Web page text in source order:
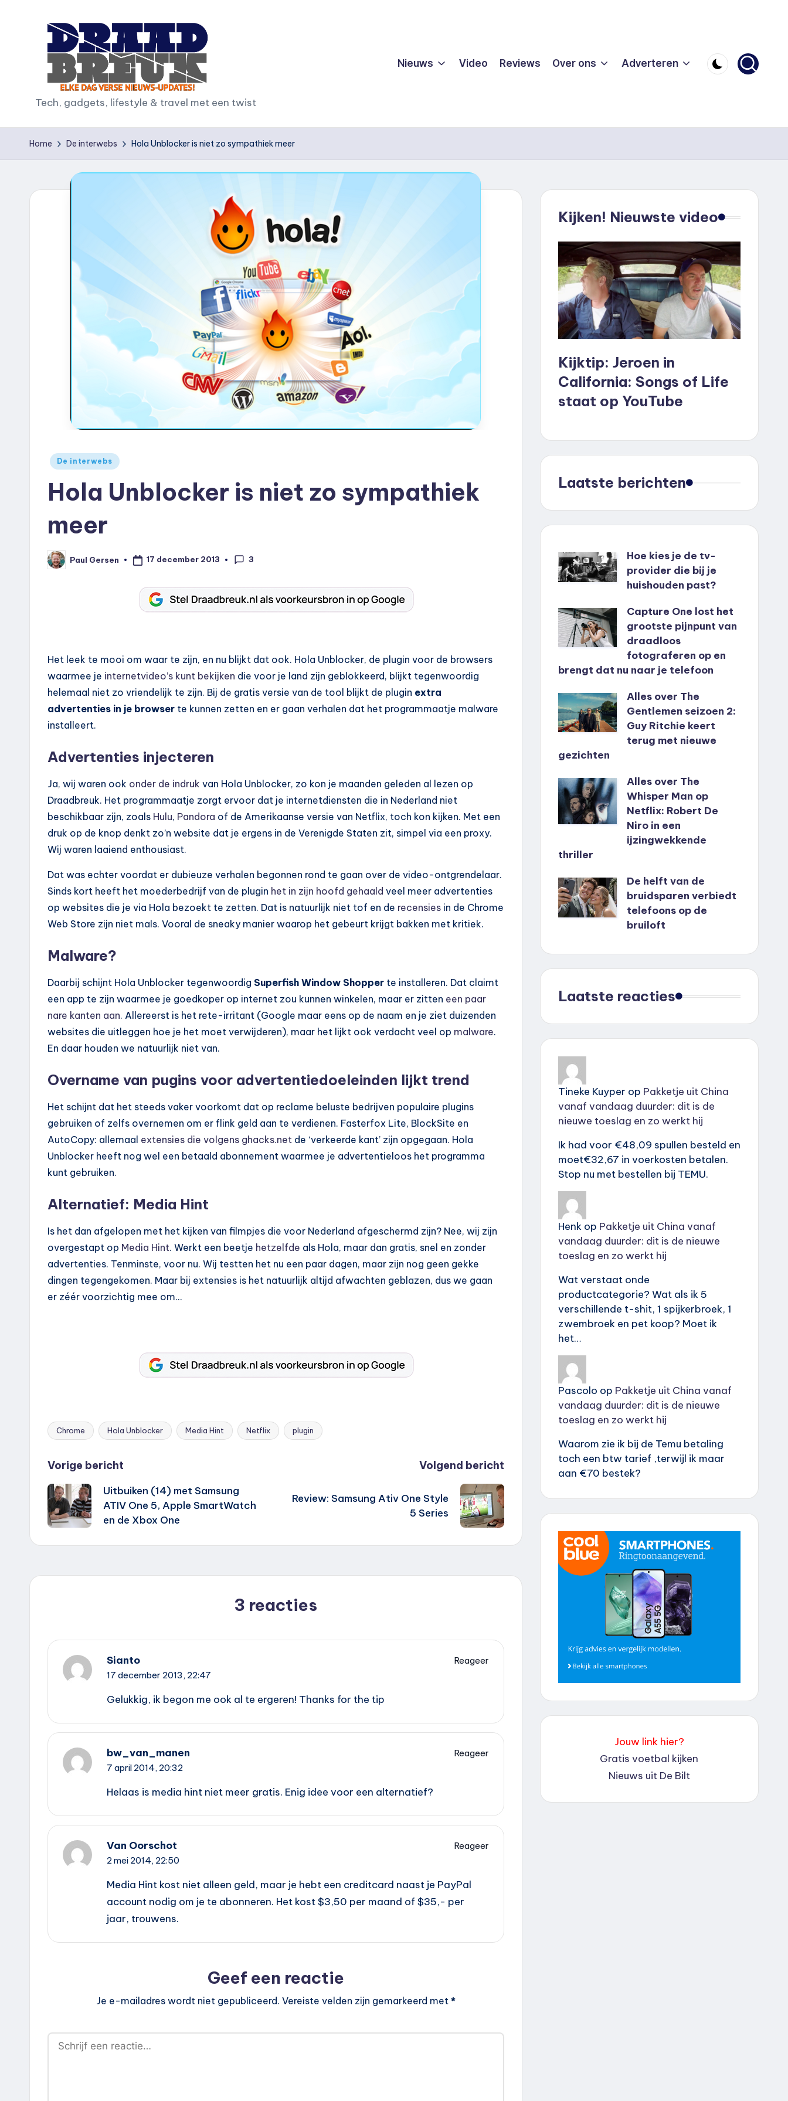
D
r
a
Tech, gadgets, lifestyle & travel met een twist
Nieuws Video Reviews Over ons Adverteren
Home De interwebs Hola Unblocker is niet zo sympathiek meer
Geplaatst
De interwebs
Hola Unblocker is niet zo sympathiek
meer
Geplaatst
door
Paul Gersen 17 december 2013 3
Het leek te mooi om waar te zijn, en nu blijkt dat ook. Hola Unblocker, de plugin voor de browsers
waarmee je internetvideo’s kunt bekijken die voor je land zijn geblokkeerd, blijkt tegenwoordig
helemaal niet zo vriendelijk te zijn. Bij de gratis versie van de tool blijkt de plugin extra
advertenties in je browser te kunnen zetten en er gaan verhalen dat het programmaatje malware
installeert.
Advertenties injecteren
Ja, wij waren ook onder de indruk van Hola Unblocker, zo kon je maanden geleden al lezen op
Draadbreuk. Het programmaatje zorgt ervoor dat je internetdiensten die in Nederland niet
beschikbaar zijn, zoals Hulu, Pandora of de Amerikaanse versie van Netflix, toch kon kijken. Met een
druk op de knop denkt zo’n website dat je ergens in de Verenigde Staten zit, simpel via een proxy.
Wij waren laaiend enthousiast.
Dat was echter voordat er dubieuze verhalen begonnen rond te gaan over de video-ontgrendelaar.
Sinds kort heeft het moederbedrijf van de plugin het in zijn hoofd gehaald veel meer advertenties
op websites die je via Hola bezoekt te zetten. Dat is natuurlijk niet tof en de recensies in de Chrome
Web Store zijn niet mals. Vooral de sneaky manier waarop het gebeurt krijgt bakken met kritiek.
Malware?
Daarbij schijnt Hola Unblocker tegenwoordig Superfish Window Shopper te installeren. Dat claimt
een app te zijn waarmee je goedkoper op internet zou kunnen winkelen, maar er zitten een paar
nare kanten aan. Allereerst is het rete-irritant (Google maar eens op de naam en je ziet duizenden
websites die uitleggen hoe je het moet verwijderen), maar het lijkt ook verdacht veel op malware.
En daar houden we natuurlijk niet van.
Overname van pugins voor advertentiedoeleinden lijkt trend
Het schijnt dat het steeds vaker voorkomt dat op reclame beluste bedrijven populaire plugins
gebruiken of zelfs overnemen om er flink geld aan te verdienen. Fasterfox Lite, BlockSite en
AutoCopy: allemaal extensies die volgens ghacks.net de ‘verkeerde kant’ zijn opgegaan. Hola
Unblocker heeft nog wel een betaald abonnement waarmee je advertentieloos het programma
kunt gebruiken.
Alternatief: Media Hint
Is het dan afgelopen met het kijken van filmpjes die voor Nederland afgeschermd zijn? Nee, wij zijn
overgestapt op Media Hint. Werkt een beetje hetzelfde als Hola, maar dan gratis, snel en zonder
advertenties. Tenminste, voor nu. Wij testten het nu een paar dagen, maar zijn nog geen gekke
dingen tegengekomen. Maar bij extensies is het natuurlijk altijd afwachten geblazen, dus we gaan
er zéér voorzichtig mee om…
Tags:
Chrome Hola Unblocker Media Hint Netflix plugin
Bericht
navigatie
Vorige bericht
Uitbuiken (14) met Samsung
ATIV One 5, Apple SmartWatch
en de Xbox One
Volgend bericht
Review: Samsung Ativ One Style
5 Series
3 reacties
Sianto
Reageer
17 december 2013, 22:47
Gelukkig, ik begon me ook al te ergeren! Thanks for the tip
bw_van_manen
Reageer
7 april 2014, 20:32
Helaas is media hint niet meer gratis. Enig idee voor een alternatief?
Van Oorschot
Reageer
2 mei 2014, 22:50
Media Hint kost niet alleen geld, maar je hebt een creditcard naast je PayPal
account nodig om je te abonneren. Het kost $3,50 per maand of $35,- per
jaar, trouwens.
Geef een reactie
Je e-mailadres wordt niet gepubliceerd. Vereiste velden zijn gemarkeerd met *
Kijken! Nieuwste video
Kijktip: Jeroen in
California: Songs of Life
staat op YouTube
Laatste berichten
Hoe kies je de tv-
provider die bij je
huishouden past?
Capture One lost het
grootste pijnpunt van
draadloos
fotograferen op en
brengt dat nu naar je telefoon
Alles over The
Gentlemen seizoen 2:
Guy Ritchie keert
terug met nieuwe
gezichten
Alles over The
Whisper Man op
Netflix: Robert De
Niro in een
ijzingwekkende
thriller
De helft van de
bruidsparen verbiedt
telefoons op de
bruiloft
Laatste reacties
Tineke Kuyper op Pakketje uit China
vanaf vandaag duurder: dit is de
nieuwe toeslag en zo werkt hij
Ik had voor €48,09 spullen besteld en
moet€32,67 in voerkosten betalen.
Stop nu met bestellen bij TEMU.
Henkop Pakketje uit China vanaf
vandaag duurder: dit is de nieuwe
toeslag en zo werkt hij
Wat verstaat onde
productcategorie? Wat als ik 5
verschillende t-shit, 1 spijkerbroek, 1
zwembroek en pet koop? Moet ik
het…
Pascolo op Pakketje uit China vanaf
vandaag duurder: dit is de nieuwe
toeslag en zo werkt hij
Waarom zie ik bij de Temu betaling
toch een btw tarief ,terwijl ik maar
aan €70 bestek?
Jouw link hier?
Gratis voetbal kijken
Nieuws uit De Bilt